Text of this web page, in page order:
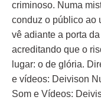
criminoso. Numa
conduz o público ao
vê adiante a porta
acreditando que o
lugar: o de glória.
e vídeos: Deivison
Som e Vídeos: